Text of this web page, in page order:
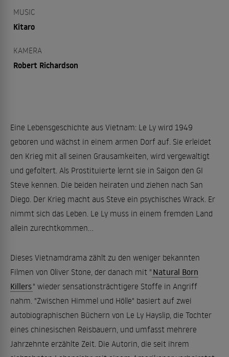
MUSIC
Kitaro
KAMERA
Robert Richardson
Eine Lebensgeschichte aus Vietnam: Le Ly wird 1949
geboren und wächst in einem armen Dorf auf. Sie erleidet
den Krieg mit all seinen Grausamkeiten, wird vergewaltigt
und gefoltert. Als Prostituierte lernt sie in Saigon den GI
Steve kennen. Die beiden heiraten und ziehen nach San
Diego. Der Krieg macht aus Steve ein psychisches Wrack. Er
nimmt sich das Leben. Le Ly muss in einem fremden Land
allein zurechtkommen...
Dieses Vietnamdrama zählt zu den weniger bekannten
Filmen von Oliver Stone, der danach mit " Natural Born
Killers" wieder sensationsträchtigere Stoffe in Angriff
nahm. "Zwischen Himmel und Hölle" basiert auf zwei
autobiographischen Büchern von Le Ly Hayslip, die Tochter
eines chinesischen Reisbauern, und umfasst mehrere
Jahrzehnte erzählte Zeit. Die Autorin, die seit ihrem